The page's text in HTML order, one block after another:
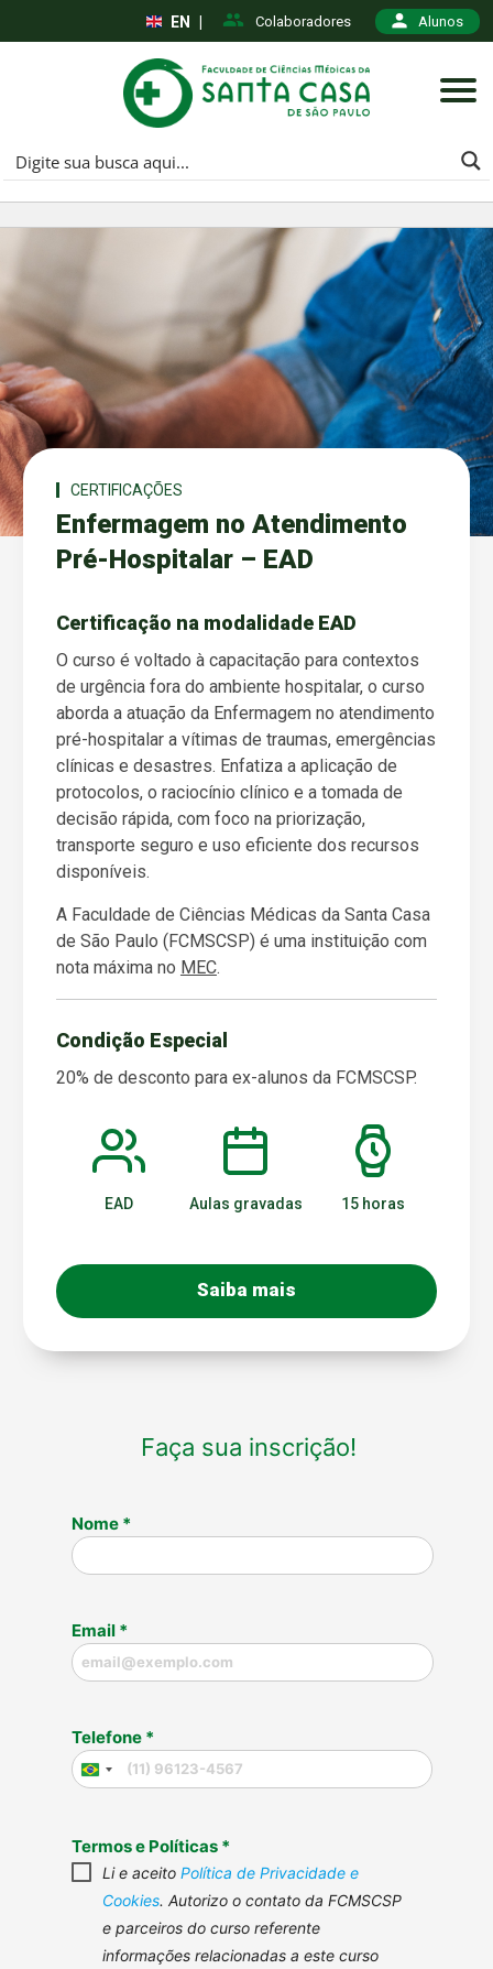
Colaboradores Alunos
EN
CERTIFICAÇÕES
Enfermagem no Atendimento
Pré-Hospitalar – EAD
Certificação na modalidade EAD
O curso é voltado à capacitação para contextos
de urgência fora do ambiente hospitalar, o curso
aborda a atuação da Enfermagem no atendimento
pré-hospitalar a vítimas de traumas, emergências
clínicas e desastres. Enfatiza a aplicação de
protocolos, o raciocínio clínico e a tomada de
decisão rápida, com foco na priorização,
transporte seguro e uso eficiente dos recursos
disponíveis.
A Faculdade de Ciências Médicas da Santa Casa
de São Paulo (FCMSCSP) é uma instituição com
nota máxima no MEC.
Condição Especial
20% de desconto para ex-alunos da FCMSCSP.
EAD Aulas gravadas 15 horas
Saiba mais